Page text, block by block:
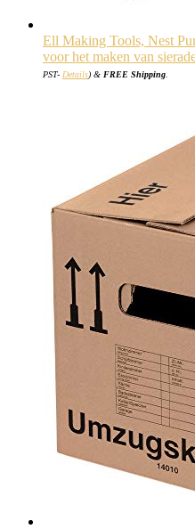
Ell Making Tools, Nest
voor het maken van
PST- Details) & FREE Shipping